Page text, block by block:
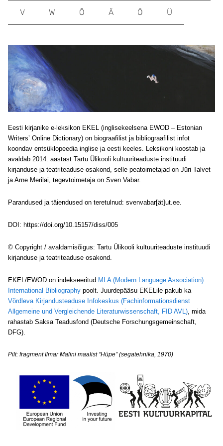
Eesti kirjanike e-leksikon EKEL (inglisekeelsena EWOD – Estonian
Writers’ Online Dictionary) on biograafilist ja bibliograafilist infot
koondav entsüklopeedia inglise ja eesti keeles. Leksikoni koostab ja
avaldab 2014. aastast Tartu Ülikooli kultuuriteaduste instituudi
kirjanduse ja teatriteaduse osakond, selle peatoimetajad on Jüri Talvet
ja Arne Merilai, tegevtoimetaja on Sven Vabar.
Parandused ja täiendused on teretulnud: svenvabar[ät]ut.ee.
DOI: https://doi.org/10.15157/diss/005
© Copyright / avaldamisõigus: Tartu Ülikooli kultuuriteaduste instituudi
kirjanduse ja teatriteaduse osakond.
EKEL/EWOD on indekseeritud MLA (Modern Language Association)
International Bibliography poolt. Juurdepääsu EKELile pakub ka
Võrdleva Kirjandusteaduse Infokeskus (Fachinformationsdienst
Allgemeine und Vergleichende Literaturwissenschaft, FID AVL), mida
rahastab Saksa Teadusfond (Deutsche Forschungsgemeinschaft,
DFG).
Pilt: fragment Ilmar Malini maalist “Hüpe” (segatehnika, 1970)
V W Õ Ä Ö Ü